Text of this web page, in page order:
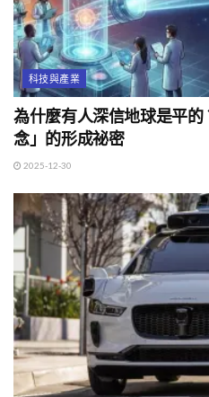
科技與產業
為什麼有人深信地球是平
念」的形成祕密
2025-12-30